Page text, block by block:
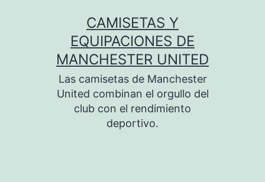
CAMISETAS Y
EQUIPACIONES DE
MANCHESTER UNITED
Las camisetas de Manchester
United combinan el orgullo del
club con el rendimiento
deportivo.